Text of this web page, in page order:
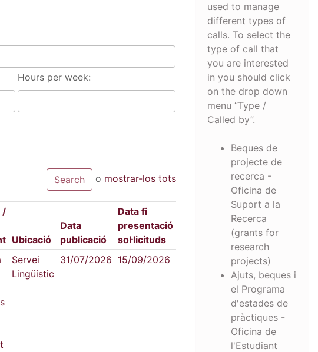
Hours per week:
o mostrar-los tots
/
Ubicació
Data
publicació
Data fi
presentació
sol·licituds
Servei
Lingüístic
31/07/2026 15/09/2026
used to manage
different types of
calls. To select the
type of call that
you are interested
in you should click
on the drop down
menu “Type /
Called by”.
Beques de
projecte de
recerca -
Oficina de
Suport a la
Recerca
(grants for
research
projects)
Ajuts, beques i
el Programa
d'estades de
pràctiques -
Oficina de
l'Estudiant